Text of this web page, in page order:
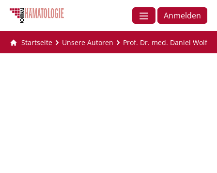
Anmelden
Startseite Unsere Autoren Prof. Dr. med. Daniel Wolff